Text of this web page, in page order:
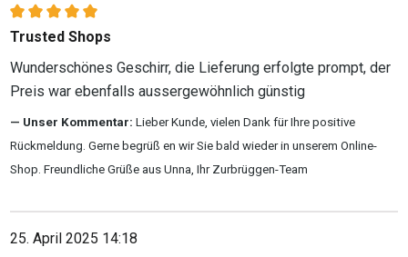
Bewertung mit 5 von 5 Sternen
Trusted Shops
Wunderschönes Geschirr, die Lieferung erfolgte prompt, der
Preis war ebenfalls aussergewöhnlich günstig
Unser Kommentar: Lieber Kunde, vielen Dank für Ihre positive
Rückmeldung. Gerne begrüß en wir Sie bald wieder in unserem Online-
Shop. Freundliche Grüße aus Unna, Ihr Zurbrüggen-Team
25. April 2025 14:18